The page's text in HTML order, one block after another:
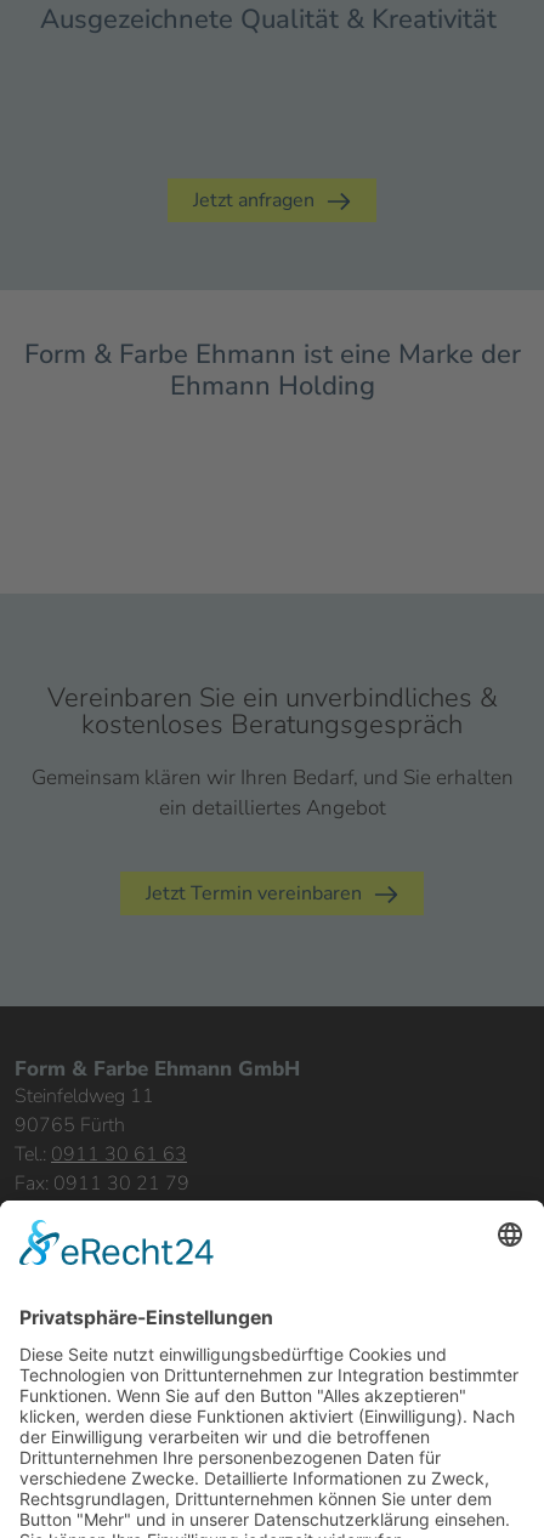
Ausgezeichnete Qualität & Kreativität ­
Jetzt anfragen
Form & Farbe Ehmann ist eine Marke der
Ehmann Holding
Vereinbaren Sie ein unverbindliches &
kostenloses Beratungsgespräch
Gemeinsam klären wir Ihren Bedarf, und Sie erhalten
ein detailliertes Angebot
Jetzt Termin vereinbaren
Form & Farbe Ehmann GmbH
Steinfeldweg 11
90765 Fürth
Tel.: 0911 30 61 63
Fax: 0911 30 21 79
Sitemap:
Leistungen
Bereiche & Objekte
Referenzen
Über uns
Karriere
Kontakt
Rechtliches: